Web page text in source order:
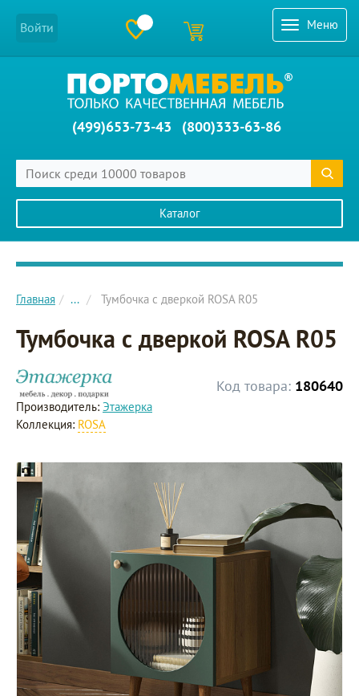
Меню
Войти
(499)653-73-43 (800)333-63-86
Каталог
Главное меню сайта
Главная ... Тумбочка с дверкой ROSA R05
Тумбочка с дверкой ROSA R05
Код товара: 180640
Производитель: Этажерка
Коллекция: ROSA